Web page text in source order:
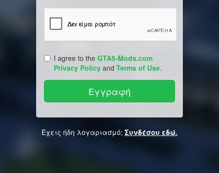
I agree to the GTA5-Mods.com
Privacy Policy and Terms of Use.
Έχεις ήδη λογαριασμό; Συνδέσου εδώ.